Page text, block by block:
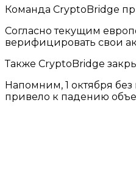
Команда CryptoBridge
Согласно текущим
верифицировать свои
Также CryptoBridge
Напомним, 1 октября
привело к падению